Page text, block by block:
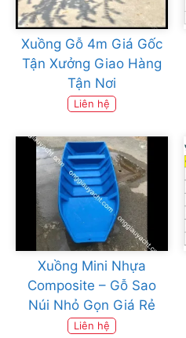
Xuồng Gỗ 4m Giá Gốc
Tận Xưởng Giao Hàng
Tận Nơi
Liên hệ
Xuồng Mini Nhựa
Composite – Gỗ Sao
Núi Nhỏ Gọn Giá Rẻ
Liên hệ